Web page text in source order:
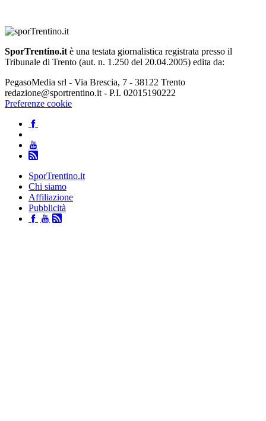
SporTrentino.it è una testata giornalistica registrata presso il
Tribunale di Trento (aut. n. 1.250 del 20.04.2005) edita da:
PegasoMedia srl - Via Brescia, 7 - 38122 Trento
redazione@sportrentino.it - P.I. 02015190222
Preferenze cookie
SporTrentino.it
Chi siamo
Affiliazione
Pubblicità